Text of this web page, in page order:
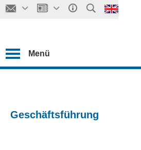
Menü
Geschäftsführung